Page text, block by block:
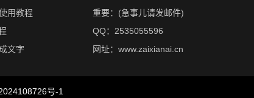
用教程
文字
重要：(急事儿请发邮件)
QQ：2535055596
网址：www.zaixianai.cn
号-1